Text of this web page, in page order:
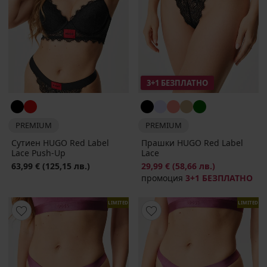
PREMIUM
Сутиен HUGO Red Label
Lace Push-Up
63,99 € (125,15 лв.)
3+1 БЕЗПЛАТНО
PREMIUM
Прашки HUGO Red Label
Lace
29,99 € (58,66 лв.)
промоция 3+1 БЕЗПЛАТНО
LIMITED LIMITED